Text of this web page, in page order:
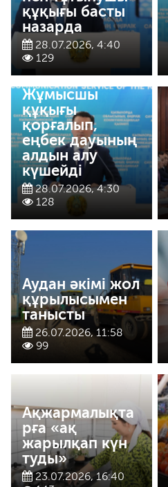
құқығы басты
назарда
28.07.2026, 4:40
129
Жұмысшы
құқығы
қорғалып,
еңбек дауының
алдын алу
күшейді
28.07.2026, 4:30
128
Аудан әкімі жол
құрылысымен
танысты
26.07.2026, 11:58
99
Ақжармалықта
рға «ақ
жарылқап күн
туды»
23.07.2026, 16:40